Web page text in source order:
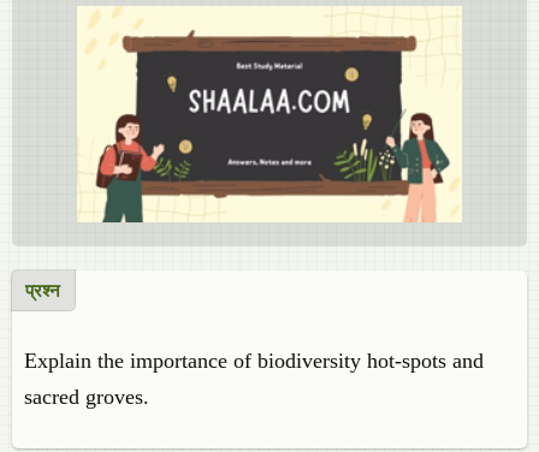
प्रश्न
Explain the importance of biodiversity hot-spots and
sacred groves.